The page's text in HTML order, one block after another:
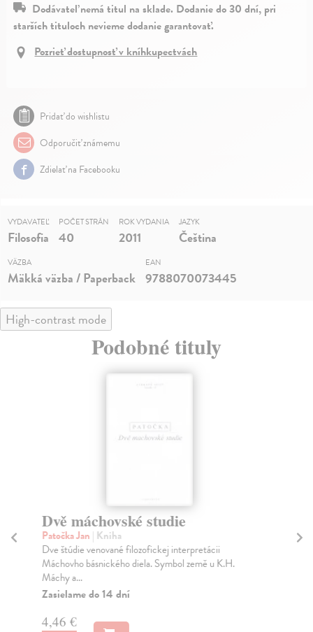
Dodávateľ nemá titul na sklade. Dodanie do 30 dní, pri
starších tituloch nevieme dodanie garantovať.
Pozrieť dostupnosť v kníhkupectvách
Pridať do wishlistu
Odporučiť známemu
Zdielať na Facebooku
VYDAVATEĽ
Filosofia
POČET STRÁN
40
ROK VYDANIA
2011
JAZYK
Čeština
VÄZBA
Mäkká väzba / Paperback
EAN
9788070073445
High-contrast mode
Podobné tituly
Dvě máchovské studie
Patočka Jan | Kniha
Dve štúdie venované filozofickej interpretácii
Máchovho básnického diela. Symbol země u K.H.
Máchy a...
Zasielame do 14 dní
4,46 €